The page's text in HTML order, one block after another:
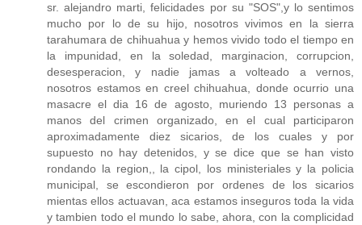
sr. alejandro marti, felicidades por su "SOS",y lo sentimos
mucho por lo de su hijo, nosotros vivimos en la sierra
tarahumara de chihuahua y hemos vivido todo el tiempo en
la impunidad, en la soledad, marginacion, corrupcion,
desesperacion, y nadie jamas a volteado a vernos,
nosotros estamos en creel chihuahua, donde ocurrio una
masacre el dia 16 de agosto, muriendo 13 personas a
manos del crimen organizado, en el cual participaron
aproximadamente diez sicarios, de los cuales y por
supuesto no hay detenidos, y se dice que se han visto
rondando la region,, la cipol, los ministeriales y la policia
municipal, se escondieron por ordenes de los sicarios
mientas ellos actuavan, aca estamos inseguros toda la vida
y tambien todo el mundo lo sabe, ahora, con la complicidad